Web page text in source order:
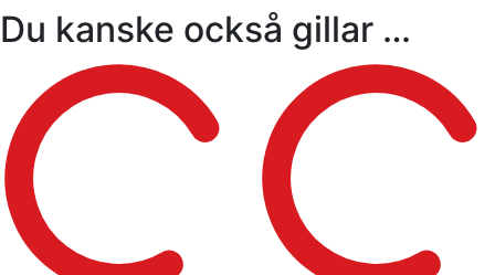
Du kanske också gillar …